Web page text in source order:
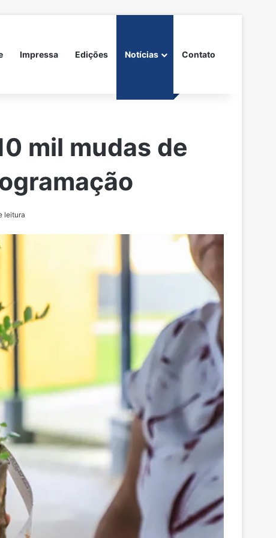
Impressa Edições Notícias Contato
mil mudas de
leitura